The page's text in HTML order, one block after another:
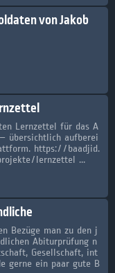
von Jakob
Lernzettel für das A
übersichtlich aufberei
https://baadjid.
lernzettel ...
Bezüge man zu den j
Abiturprüfung n
Gesellschaft, int
gerne ein paar gute B